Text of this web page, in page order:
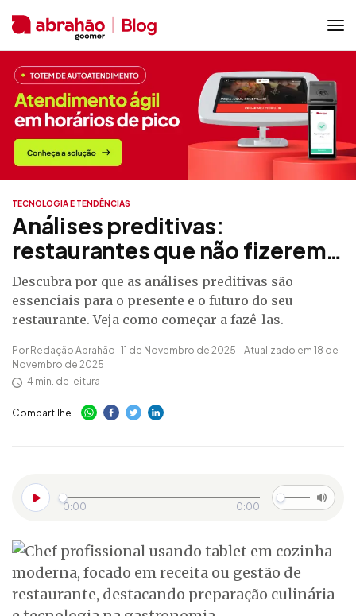
TECNOLOGIA E TENDÊNCIAS
Análises preditivas:
restaurantes que não fizerem…
Descubra por que as análises preditivas são
essenciais para o presente e o futuro do seu
restaurante. Veja como começar a fazê-las.
Por Redação Abrahão | 11 de Novembro de 2025 - Atualizado em 18 de
Novembro de 2025
4 min. de leitura
Compartilhe
0:00 0:00